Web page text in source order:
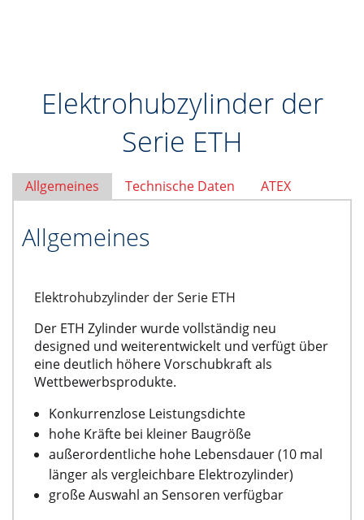
Elektrohubzylinder der
Serie ETH
Allgemeines Technische Daten ATEX
Allgemeines
Elektrohubzylinder der Serie ETH
Der ETH Zylinder wurde vollständig neu
designed und weiterentwickelt und verfügt über
eine deutlich höhere Vorschubkraft als
Wettbewerbsprodukte.
Konkurrenzlose Leistungsdichte
hohe Kräfte bei kleiner Baugröße
außerordentliche hohe Lebensdauer (10 mal
länger als vergleichbare Elektrozylinder)
große Auswahl an Sensoren verfügbar